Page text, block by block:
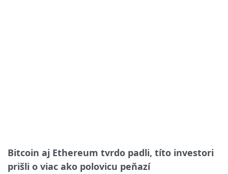
Bitcoin aj Ethereum tvrdo padli, títo investori
prišli o viac ako polovicu peňazí